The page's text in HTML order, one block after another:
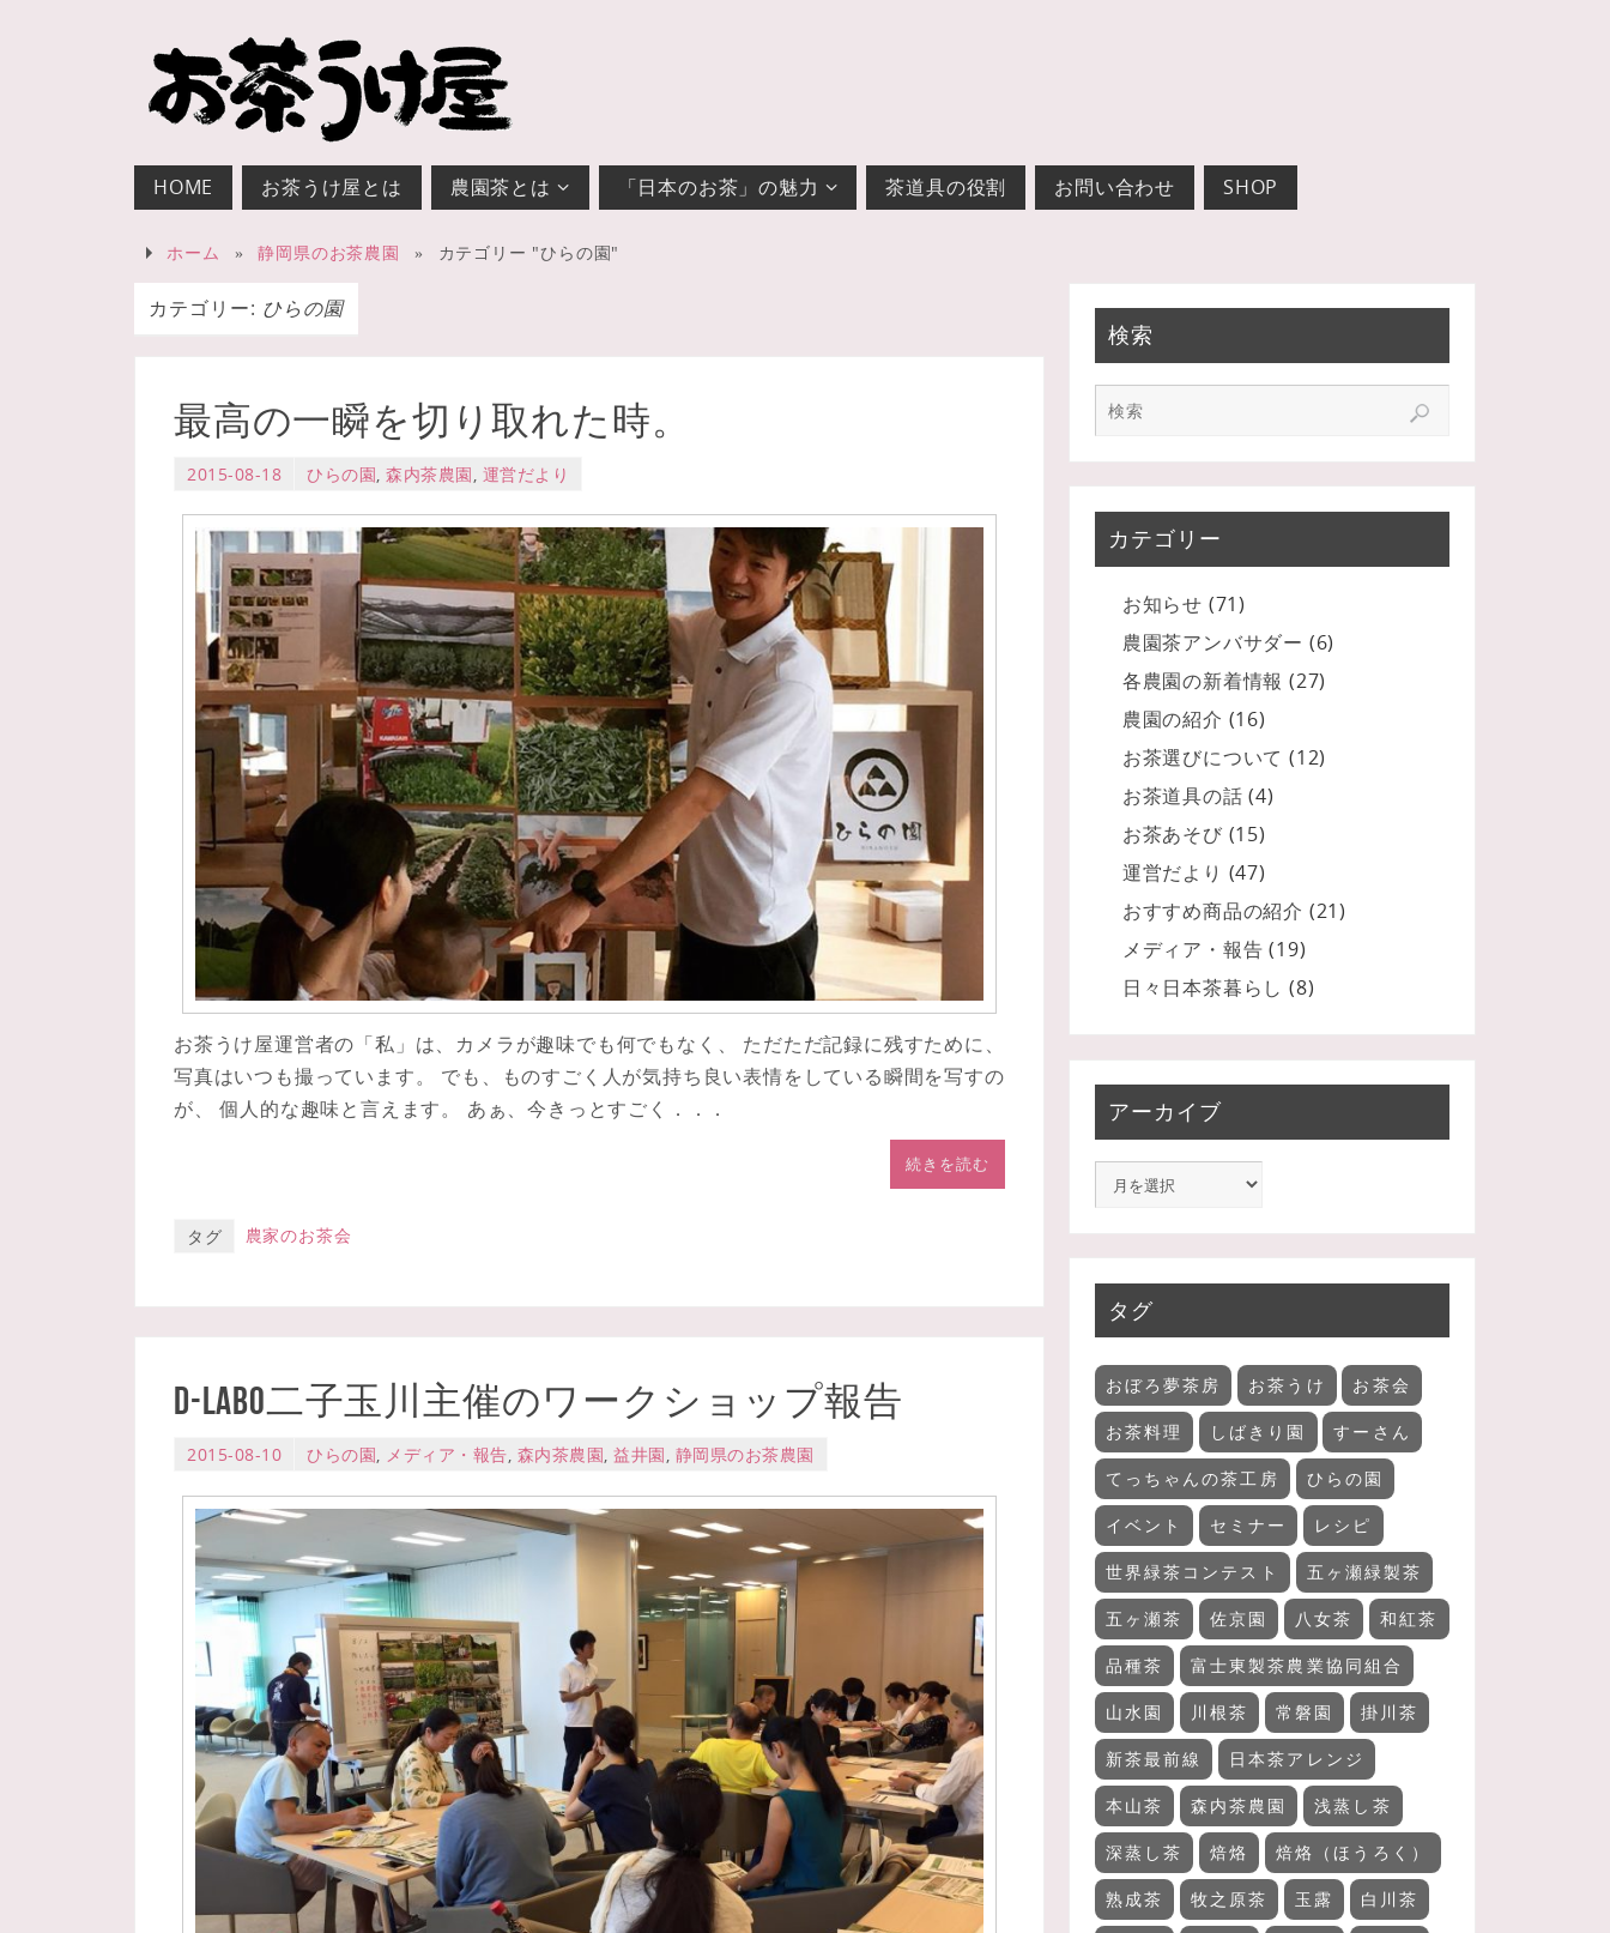
HOME お茶うけ屋とは 農園茶とは 「日本のお茶」の魅力 茶道具の役割 お問い合わせ SHOP
ホーム » 静岡県のお茶農園 » カテゴリー "ひらの園"
カテゴリー: ひらの園
最高の一瞬を切り取れた時。
2015-08-18 ひらの園 森内茶農園 運営だより
お茶うけ屋運営者の「私」は、カメラが趣味でも何でもなく、 ただただ記録に残すために、
写真はいつも撮っています。 でも、ものすごく人が気持ち良い表情をしている瞬間を写すの
が、 個人的な趣味と言えます。 あぁ、今きっとすごく．．．
続きを読む
タグ 農家のお茶会
d-labo二子玉川主催のワークショップ報告
2015-08-10 ひらの園, メディア・報告, 森内茶農園, 益井園, 静岡県のお茶農園
検索
カテゴリー
お知らせ (71)
農園茶アンバサダー (6)
各農園の新着情報 (27)
農園の紹介 (16)
お茶選びについて (12)
お茶道具の話 (4)
お茶あそび (15)
運営だより (47)
おすすめ商品の紹介 (21)
メディア・報告 (19)
日々日本茶暮らし (8)
アーカイブ
タグ
おぼろ夢茶房 お茶うけ お茶会
お茶料理 しばきり園 すーさん
てっちゃんの茶工房 ひらの園
イベント セミナー レシピ
世界緑茶コンテスト 五ヶ瀬緑製茶
五ヶ瀬茶 佐京園 八女茶 和紅茶
品種茶 富士東製茶農業協同組合
山水園 川根茶 常磐園 掛川茶
新茶最前線 日本茶アレンジ
本山茶 森内茶農園 浅蒸し茶
深蒸し茶 焙烙 焙烙（ほうろく）
熟成茶 牧之原茶 玉露 白川茶